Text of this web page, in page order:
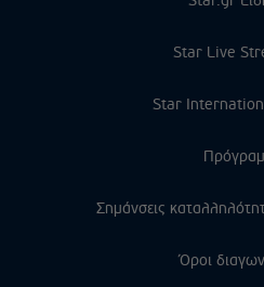
Star Live
Star
Σημάνσεις
Όροι